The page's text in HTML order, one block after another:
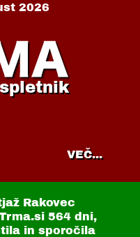
2026
VEČ...
Rakovec
564 dni,
in sporočila